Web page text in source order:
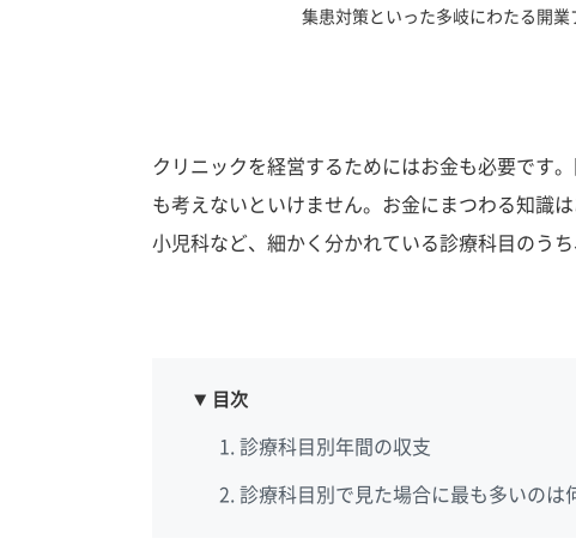
集患対策といった多岐にわたる開業
クリニックを経営するためにはお金も必要です
も考えないといけません。お金にまつわる知識
小児科など、細かく分かれている診療科目のう
目次
診療科目別年間の収支
診療科目別で見た場合に最も多いのは